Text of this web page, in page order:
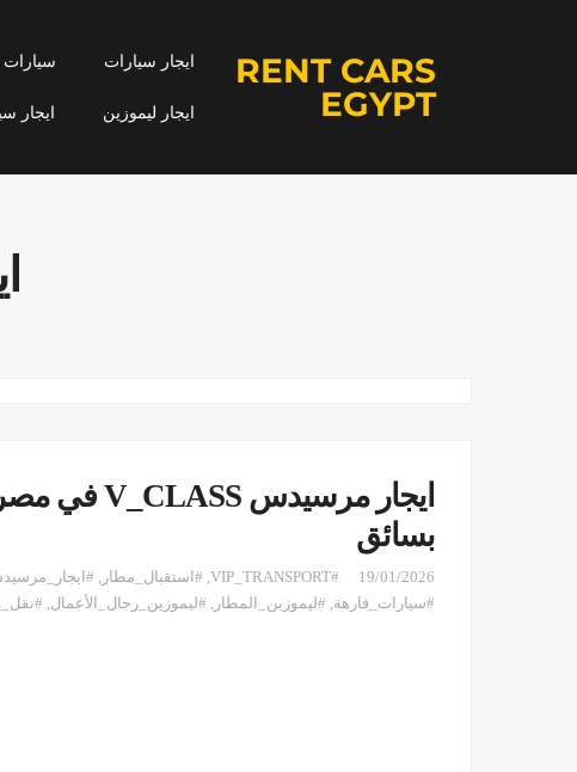
RENT CARS
EGYPT
ايجار سيارات سيارات
ايجار ليموزين ايجار
بسائق
19/01/2026
#VIP_TRANSPORT
, #استقبال_مطار ,
#سيارات_فارهة, #ليموزين_المطار , #ليموزين_رجال_الأعمال,